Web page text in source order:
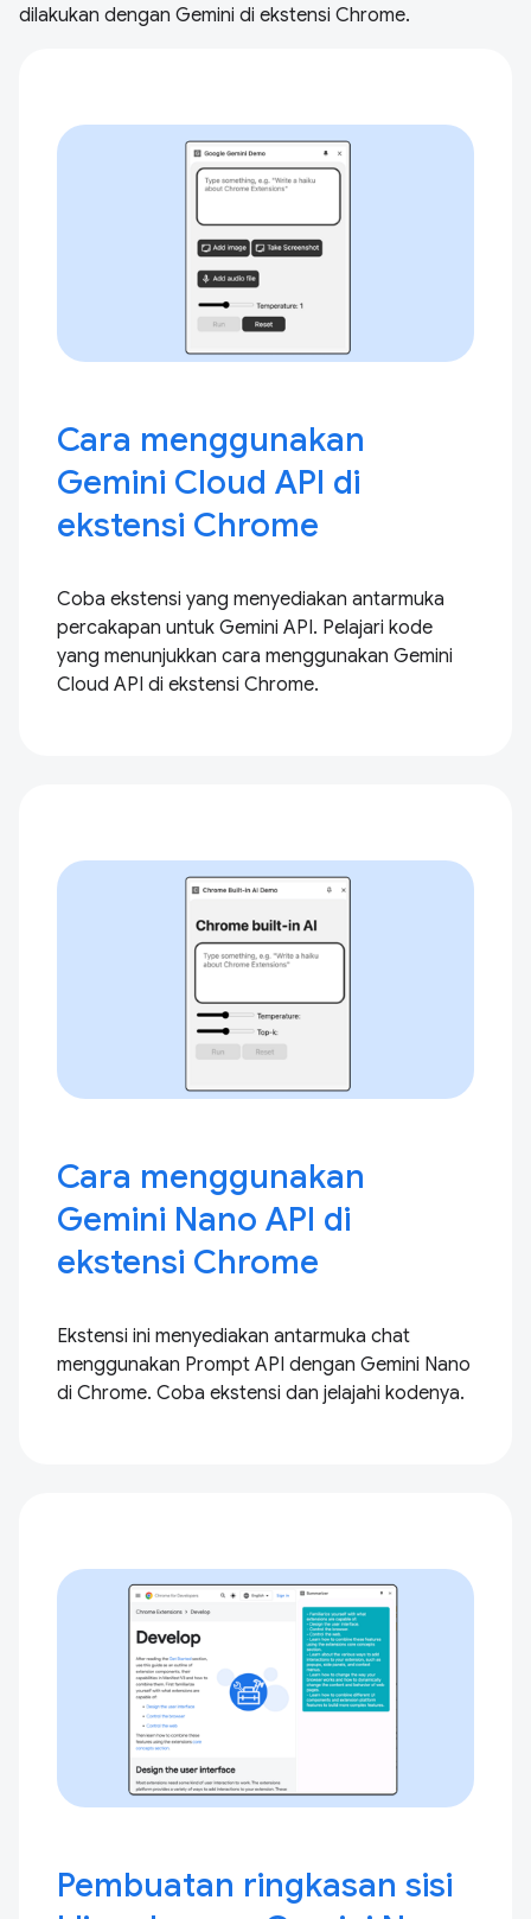
dilakukan dengan Gemini di ekstensi Chrome.
Cara menggunakan
Gemini Cloud API di
ekstensi Chrome
Coba ekstensi yang menyediakan antarmuka
percakapan untuk Gemini API. Pelajari kode
yang menunjukkan cara menggunakan Gemini
Cloud API di ekstensi Chrome.
Cara menggunakan
Gemini Nano API di
ekstensi Chrome
Ekstensi ini menyediakan antarmuka chat
menggunakan Prompt API dengan Gemini Nano
di Chrome. Coba ekstensi dan jelajahi kodenya.
Pembuatan ringkasan sisi